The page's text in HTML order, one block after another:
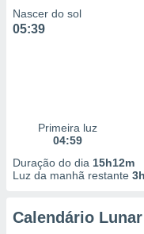
Nascer do sol
05:39
Primeira luz
04:59
Duração do dia 15h12m
Luz da manhã restante
Calendário Lunar